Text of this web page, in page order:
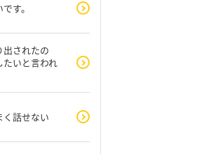
す。
出されたの
たいと言われ
く話せない